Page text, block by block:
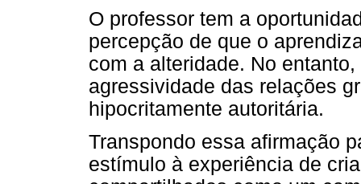
O professor tem a
percepção de que o
com a alteridade. No
agressividade das relações
hipocritamente autoritária.
Transpondo essa afirmação
estímulo à experiência de